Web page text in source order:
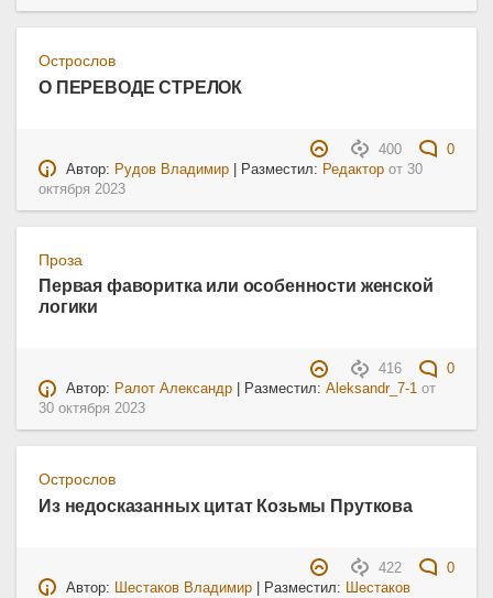
Острослов
О ПЕРЕВОДЕ СТРЕЛОК
400
0
Автор: Рудов Владимир | Разместил: Редактор от 30
октября 2023
Проза
Первая фаворитка или особенности женской
логики
416
0
Автор: Ралот Александр | Разместил:Aleksandr_7-1 от
30 октября 2023
Острослов
Из недосказанных цитат Козьмы Пруткова
422
0
Автор:
Шестаков Владимир | Разместил:
Шестаков